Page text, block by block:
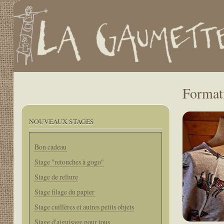
User
account
menu
Main
NOUVEAUX STAGES
Bon cadeau
Stage "retouches à gogo"
Stage de reliure
Stage filage du papier
Stage cuillères et autres petits objets
Stage d'aiguisage pour tous